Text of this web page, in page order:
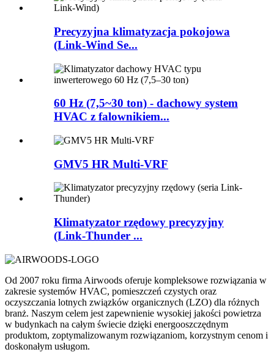
Precyzyjna klimatyzacja pokojowa
(Link-Wind Se...
60 Hz (7,5~30 ton) - dachowy system
HVAC z falownikiem...
GMV5 HR Multi-VRF
Klimatyzator rzędowy precyzyjny
(Link-Thunder ...
Od 2007 roku firma Airwoods oferuje kompleksowe rozwiązania w
zakresie systemów HVAC, pomieszczeń czystych oraz
oczyszczania lotnych związków organicznych (LZO) dla różnych
branż. Naszym celem jest zapewnienie wysokiej jakości powietrza
w budynkach na całym świecie dzięki energooszczędnym
produktom, zoptymalizowanym rozwiązaniom, korzystnym cenom i
doskonałym usługom.